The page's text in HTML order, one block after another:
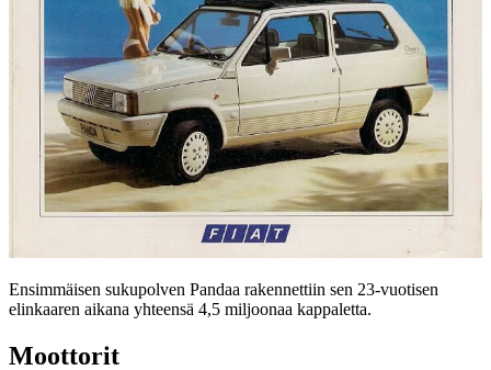
Ensimmäisen sukupolven Pandaa rakennettiin sen 23-vuotisen
elinkaaren aikana yhteensä 4,5 miljoonaa kappaletta.
Moottorit